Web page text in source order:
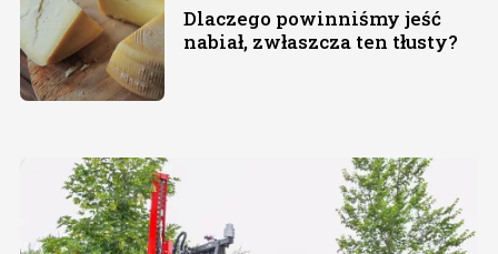
Dlaczego powinniśmy jeść
nabiał, zwłaszcza ten tłusty?